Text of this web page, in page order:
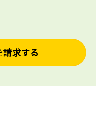
請求する